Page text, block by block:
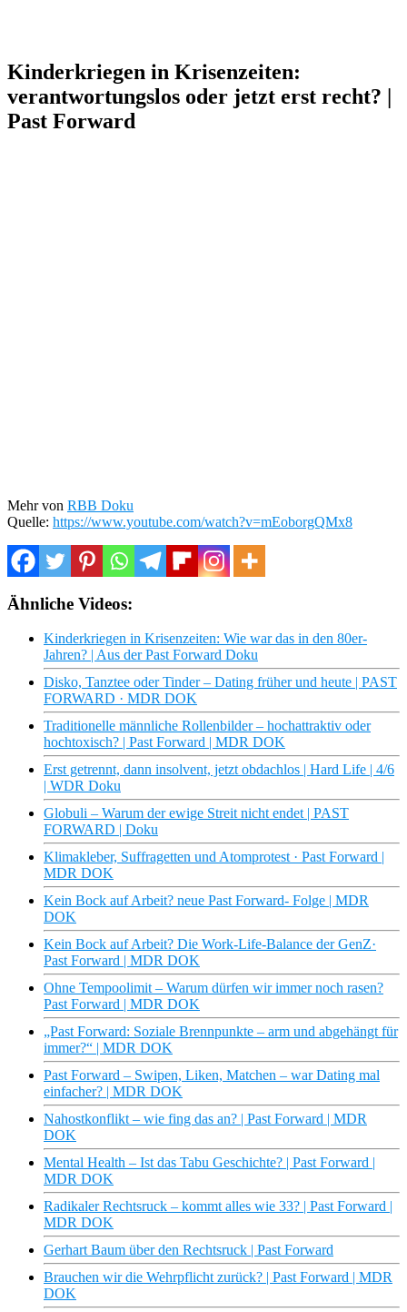
Kinderkriegen in Krisenzeiten:
verantwortungslos oder jetzt erst recht? |
Past Forward
Mehr von RBB Doku
Quelle: https://www.youtube.com/watch?v=mEoborgQMx8
Ähnliche Videos:
Kinderkriegen in Krisenzeiten: Wie war das in den 80er-
Jahren? | Aus der Past Forward Doku
Disko, Tanztee oder Tinder – Dating früher und heute | PAST
FORWARD · MDR DOK
Traditionelle männliche Rollenbilder – hochattraktiv oder
hochtoxisch? | Past Forward | MDR DOK
Erst getrennt, dann insolvent, jetzt obdachlos | Hard Life | 4/6
| WDR Doku
Globuli – Warum der ewige Streit nicht endet | PAST
FORWARD | Doku
Klimakleber, Suffragetten und Atomprotest · Past Forward |
MDR DOK
Kein Bock auf Arbeit? neue Past Forward- Folge | MDR
DOK
Kein Bock auf Arbeit? Die Work-Life-Balance der GenZ·
Past Forward | MDR DOK
Ohne Tempoolimit – Warum dürfen wir immer noch rasen?
Past Forward | MDR DOK
„Past Forward: Soziale Brennpunkte – arm und abgehängt für
immer?“ | MDR DOK
Past Forward – Swipen, Liken, Matchen – war Dating mal
einfacher? | MDR DOK
Nahostkonflikt – wie fing das an? | Past Forward | MDR
DOK
Mental Health – Ist das Tabu Geschichte? | Past Forward |
MDR DOK
Radikaler Rechtsruck – kommt alles wie 33? | Past Forward |
MDR DOK
Gerhart Baum über den Rechtsruck | Past Forward
Brauchen wir die Wehrpflicht zurück? | Past Forward | MDR
DOK